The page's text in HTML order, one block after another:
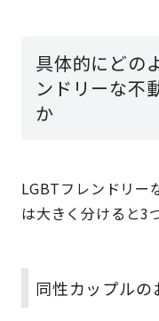
具体的にどの
ンドリーな不
か
LGBTフレンドリー
は大きく分けると3
同性カップルの